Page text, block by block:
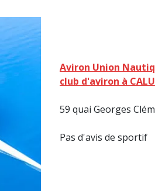
Aviron Union
club d'aviron à
59 quai Georges
Pas d'avis de sportif